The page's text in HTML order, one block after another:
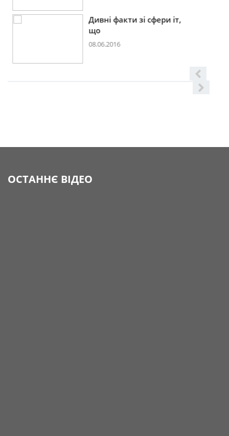
Дивні факти зі сфери іт,
що
08.06.2016
ОСТАННЄ ВІДЕО